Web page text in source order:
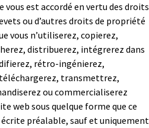
vous est accordé en vertu des droits
ou d’autres droits de propriété
vous n’utiliserez, copierez,
distribuerez, intégrerez dans
rétro-ingénierez,
transmettrez,
ou commercialiserez
web sous quelque forme que ce
préalable, sauf et uniquement